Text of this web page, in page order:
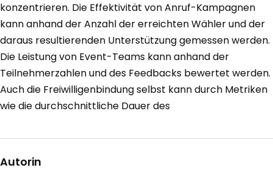
konzentrieren. Die Effektivität von Anruf-Kampagnen
kann anhand der Anzahl der erreichten Wähler und der
daraus resultierenden Unterstützung gemessen werden.
Die Leistung von Event-Teams kann anhand der
Teilnehmerzahlen und des Feedbacks bewertet werden.
Auch die Freiwilligenbindung selbst kann durch Metriken
wie die durchschnittliche Dauer des
Autorin